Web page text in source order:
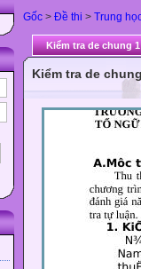
Gốc > Đề thi > Trung
Kiểm tra de chung 1
Kiểm tra de